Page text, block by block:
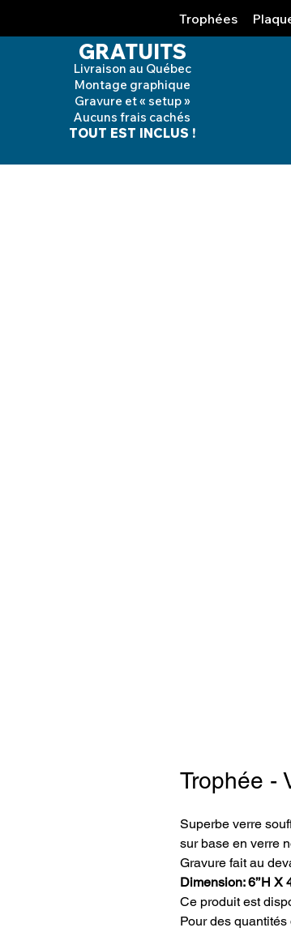
Trophées
GRATUITS
Livraison au Québec
Montage graphique
Gravure et « setup »
Aucuns frais cachés
TOUT EST INCLUS !
Trophée -
Superbe verre
sur base en verre
Gravure fait au
Dimension: 6’’H X
Ce produit est
Pour des